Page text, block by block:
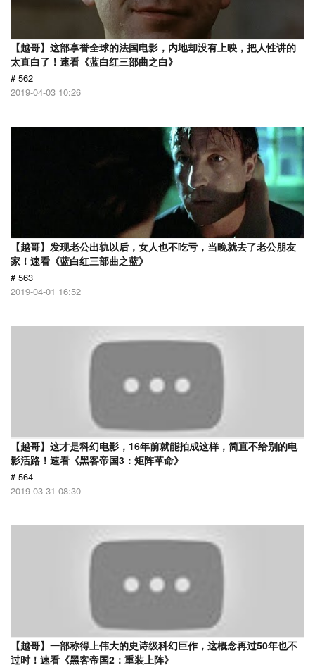
【越哥】这部享誉全球的法国电影，内地却没有上映，把人性讲的
太直白了！速看《蓝白红三部曲之白》
# 562
2019-04-03 10:26
【越哥】发现老公出轨以后，女人也不吃亏，当晚就去了老公朋友
家！速看《蓝白红三部曲之蓝》
# 563
2019-04-01 16:52
【越哥】这才是科幻电影，16年前就能拍成这样，简直不给别的电
影活路！速看《黑客帝国3：矩阵革命》
# 564
2019-03-31 08:30
【越哥】一部称得上伟大的史诗级科幻巨作，这概念再过50年也不
过时！速看《黑客帝国2：重装上阵》